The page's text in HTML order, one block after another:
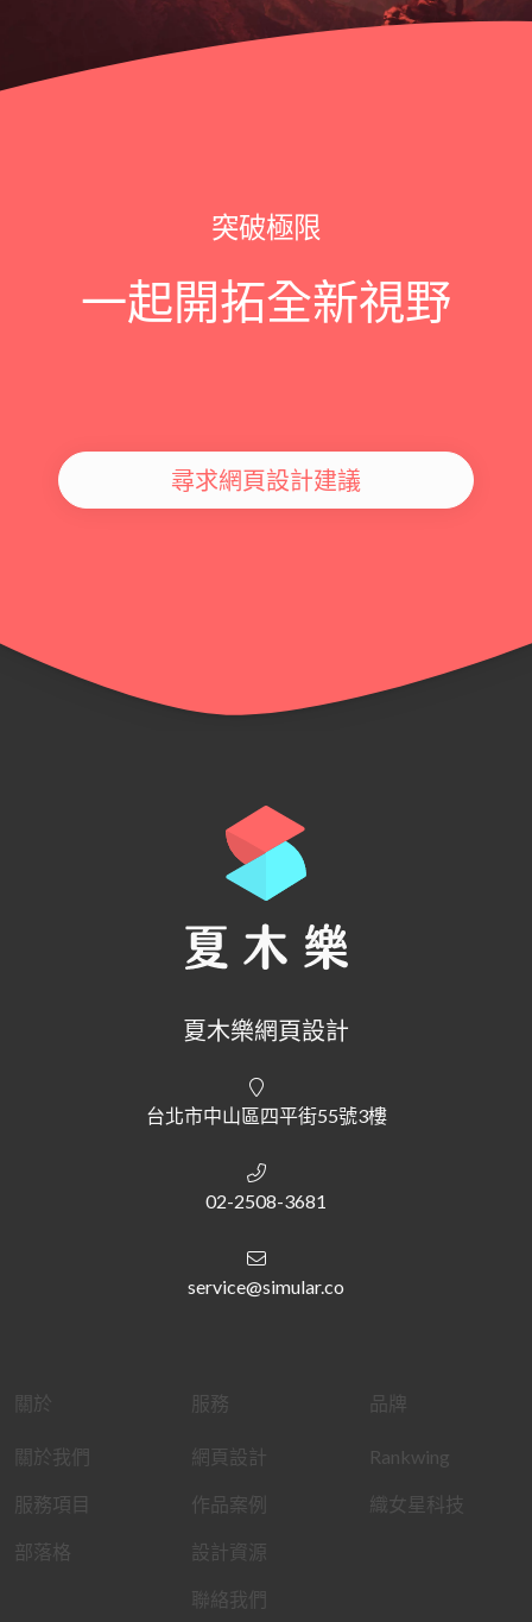
突破極限
一起開拓全新視野
尋求網頁設計建議
夏木樂網頁設計
台北市中山區四平街55號3樓
02-2508-3681
service@simular.co
關於
關於我們
服務項目
部落格
服務
網頁設計
作品案例
設計資源
聯絡我們
品牌
Rankwing
織女星科技